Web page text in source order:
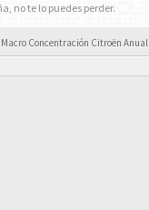
no te lo puedes perder.
Macro Concentración Citroën Anual